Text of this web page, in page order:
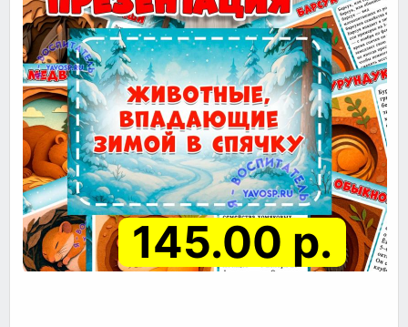
145.00 р.